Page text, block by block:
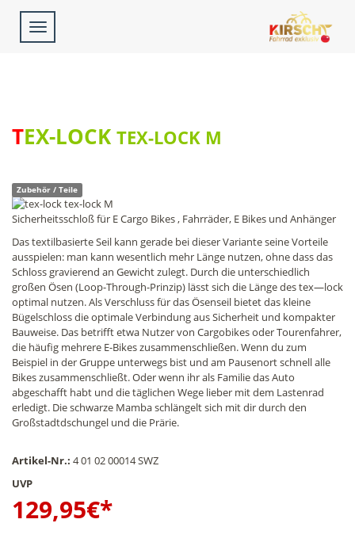
Toggle
navigation
TEX-LOCK TEX-LOCK M
Zubehör / Teile
Sicherheitsschloß für E Cargo Bikes , Fahrräder, E Bikes und Anhänger
Das textilbasierte Seil kann gerade bei dieser Variante seine Vorteile
ausspielen: man kann wesentlich mehr Länge nutzen, ohne dass das
Schloss gravierend an Gewicht zulegt. Durch die unterschiedlich
großen Ösen (Loop-Through-Prinzip) lässt sich die Länge des tex—lock
optimal nutzen. Als Verschluss für das Ösenseil bietet das kleine
Bügelschloss die optimale Verbindung aus Sicherheit und kompakter
Bauweise. Das betrifft etwa Nutzer von Cargobikes oder Tourenfahrer,
die häufig mehrere E-Bikes zusammenschließen. Wenn du zum
Beispiel in der Gruppe unterwegs bist und am Pausenort schnell alle
Bikes zusammenschließt. Oder wenn ihr als Familie das Auto
abgeschafft habt und die täglichen Wege lieber mit dem Lastenrad
erledigt. Die schwarze Mamba schlängelt sich mit dir durch den
Großstadtdschungel und die Prärie.
Artikel-Nr.: 4 01 02 00014 SWZ
UVP
129,95€*